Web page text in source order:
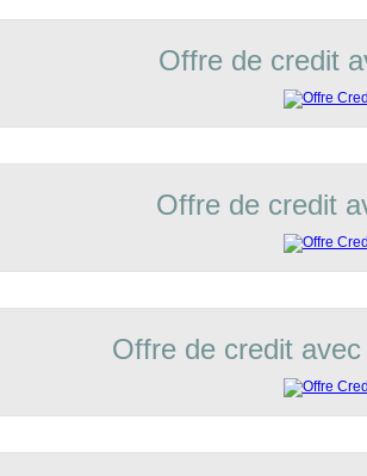
Offre de credit
Offre de credit
Offre de credit